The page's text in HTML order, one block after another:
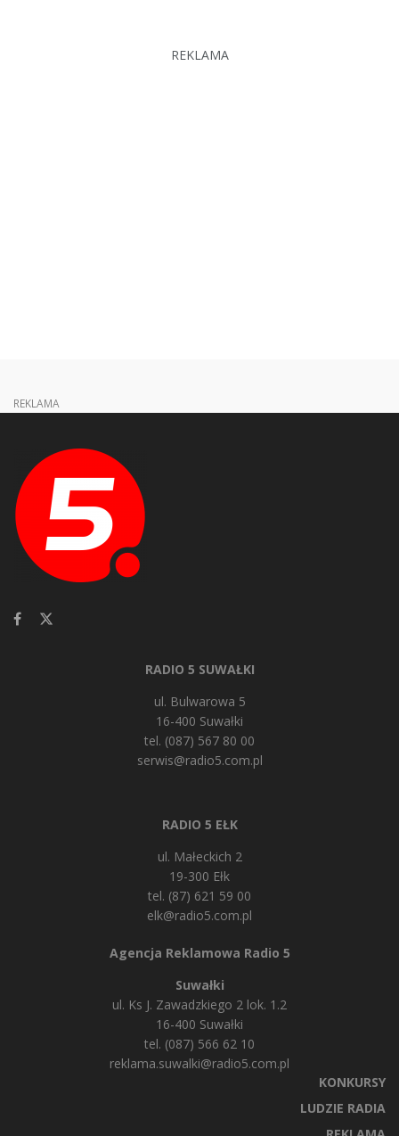
REKLAMA
REKLAMA
RADIO 5 SUWAŁKI
ul. Bulwarowa 5
16-400 Suwałki
tel. (087) 567 80 00
serwis@radio5.com.pl
RADIO 5 EŁK
ul. Małeckich 2
19-300 Ełk
tel. (87) 621 59 00
elk@radio5.com.pl
Agencja Reklamowa Radio 5
Suwałki
ul. Ks J. Zawadzkiego 2 lok. 1.2
16-400 Suwałki
tel. (087) 566 62 10
reklama.suwalki@radio5.com.pl
KONKURSY
LUDZIE RADIA